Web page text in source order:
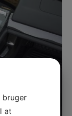
bruger
at